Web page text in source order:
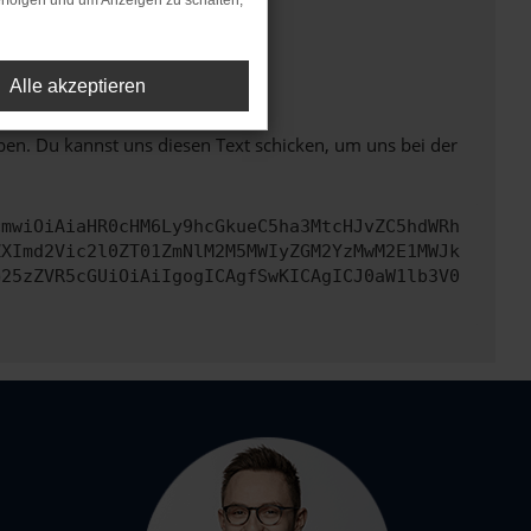
unterstützt werden.
Du kannst uns diesen Text schicken, um uns bei der
Alle akzeptieren